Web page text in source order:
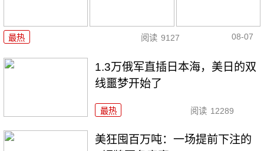
最热 阅读 9127 08-07
1.3万俄军直插日本海，美日的双
线噩梦开始了
最热 阅读 12289
美狂囤百万吨：一场提前下注的